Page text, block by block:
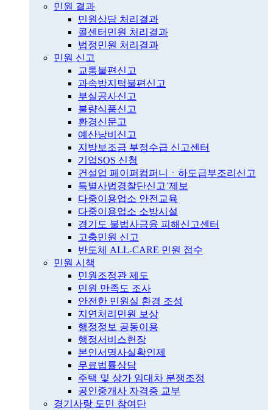
민원 결과
민원상담 처리결과
콜센터민원 처리결과
법정민원 처리결과
민원 신고
교통불편신고
과속방지턱불편신고
부실공사신고
불량식품신고
환경신문고
예산낭비신고
지방보조금 부정수급 신고센터
기업SOS 신청
건설업 페이퍼컴퍼니ㆍ하도급부조리신고
특별사법경찰단신고˙제보
다중이용업소 안전교육
다중이용업소 소방시설
경기도 불법사금융 피해신고센터
고충민원 신고
반도체 ALL-CARE 민원 접수
민원 시책
민원조정관 제도
민원 만족도 조사
안전한 민원실 환경 조성
지연처리민원 보상
행정정보 공동이용
행정서비스헌장
본인서명사실확인제
무료법률상담
주택 및 상가 임대차 분쟁조정
공인중개사 자격증 교부
경기사랑 도민 참여단